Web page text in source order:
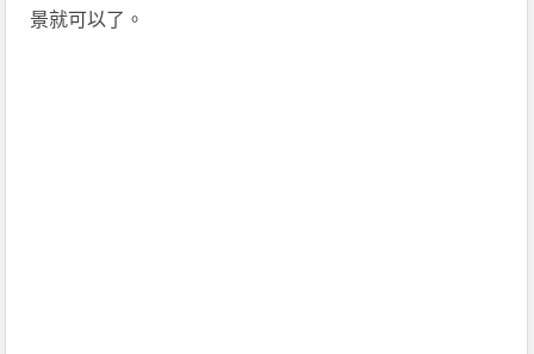
景就可以了。